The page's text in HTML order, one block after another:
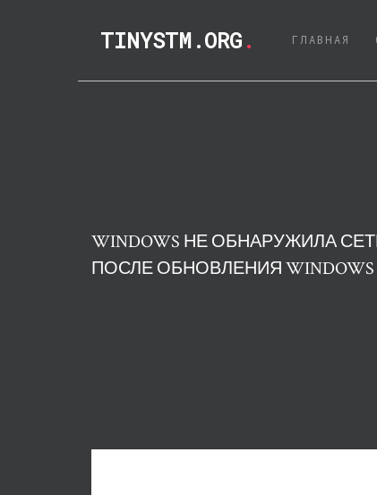
TINYSTM.ORG. ГЛАВНАЯ
WINDOWS НЕ ОБНАРУЖИЛА
ПОСЛЕ ОБНОВЛЕНИЯ WINDOWS